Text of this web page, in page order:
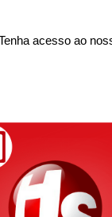
acesso ao